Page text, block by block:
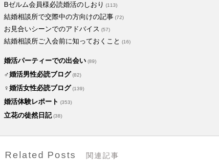
Bゼルム会員様必読婚活のしおり (113)
結婚相談所で交際中の方向けの記事 (72)
お見合いシーンでのアドバイス (57)
結婚相談所ご入会前に知っておくこと (16)
婚活パーティーでの出会い (89)
♂婚活男性必読ブログ (82)
♀婚活女性必読ブログ (139)
婚活体験レポート (353)
立花の徒然日記(38)
Related Posts 関連記事